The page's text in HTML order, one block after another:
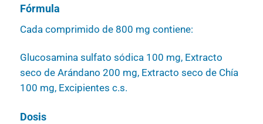
Fórmula
Cada comprimido de 800 mg contiene:
Glucosamina sulfato sódica 100 mg, Extracto
seco de Arándano 200 mg, Extracto seco de Chía
100 mg, Excipientes c.s.
Dosis